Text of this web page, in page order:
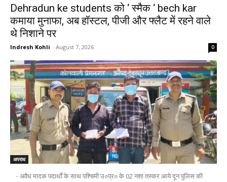
Dehradun ke students को ‘ स्मैक ‘ bech kar
कमाया मुनाफा, अब हॉस्टल, पीजी और फ्लैट में रहने वाले
थे निशाने पर
Indresh Kohli - August 7, 2026 0
अपराध
- अवैध मादक पदार्थों के साथ पश्चिमी उ०प्र० के 02 नशा तस्कर आये दून पुलिस की